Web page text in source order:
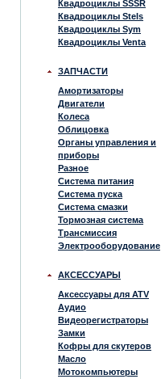
Квадроциклы SSSR
Квадроциклы Stels
Квадроциклы Sym
Квадроциклы Venta
ЗАПЧАСТИ
Амортизаторы
Двигатели
Колеса
Облицовка
Органы управления и
приборы
Разное
Система питания
Система пуска
Система смазки
Тормозная система
Трансмиссия
Электрооборудование
АКСЕССУАРЫ
Аксессуары для ATV
Аудио
Видеорегистраторы
Замки
Кофры для скутеров
Масло
Мотокомпьютеры